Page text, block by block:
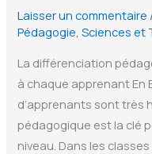
Laisser un commentaire
Pédagogie ,Sciences et
La différenciation
à chaque apprenant En
d’apprenants sont très
pédagogique est la clé
niveau. Dans les